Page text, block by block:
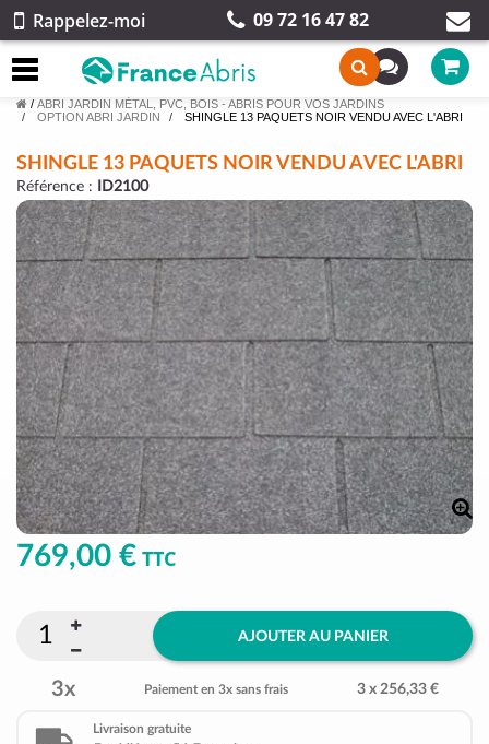
Rappelez-moi 09 72 16 47 82
/ ABRI JARDIN MÉTAL, PVC, BOIS - ABRIS POUR VOS JARDINS
OPTION ABRI JARDIN
SHINGLE 13 PAQUETS NOIR VENDU AVEC L'ABRI
SHINGLE 13 PAQUETS NOIR VENDU AVEC L'ABRI
Référence : ID2100
769,00 € TTC
AJOUTER AU PANIER
3x Paiement en 3x sans frais 3 x 256,33 €
Livraison gratuite